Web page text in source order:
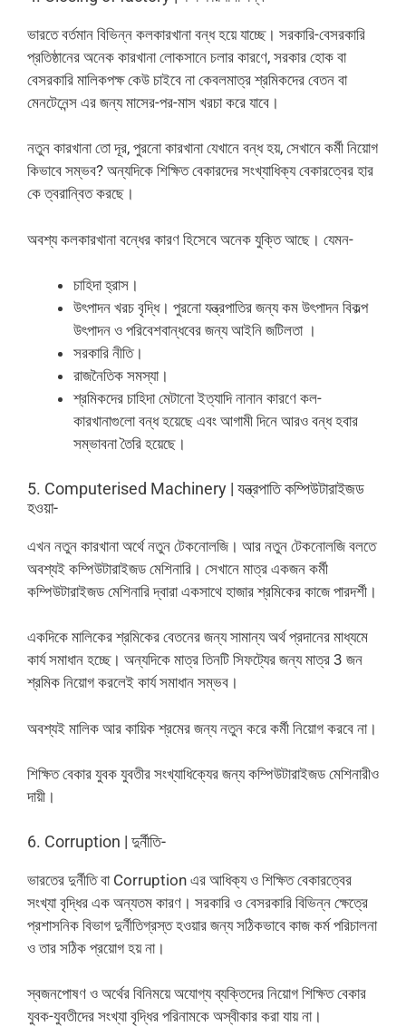
ভারতে বর্তমান বিভিন্ন কলকারখানা বন্ধ হয়ে যাচ্ছে। সরকারি-বেসরকারি
প্রতিষ্ঠানের অনেক কারখানা লোকসানে চলার কারণে, সরকার হোক বা
বেসরকারি মালিকপক্ষ কেউ চাইবে না কেবলমাত্র শ্রমিকদের বেতন বা
মেনটেনেন্স এর জন্য মাসের-পর-মাস খরচা করে যাবে।
নতুন কারখানা তো দূর, পুরনো কারখানা যেখানে বন্ধ হয়, সেখানে কর্মী নিয়োগ
কিভাবে সম্ভব? অন্যদিকে শিক্ষিত বেকারদের সংখ্যাধিক্য বেকারত্বের হার
কে ত্বরান্বিত করছে।
অবশ্য কলকারখানা বন্ধের কারণ হিসেবে অনেক যুক্তি আছে। যেমন-
চাহিদা হ্রাস।
উৎপাদন খরচ বৃদ্ধি। পুরনো যন্ত্রপাতির জন্য কম উৎপাদন বিকল্প
উৎপাদন ও পরিবেশবান্ধবের জন্য আইনি জটিলতা ।
সরকারি নীতি।
রাজনৈতিক সমস্যা।
শ্রমিকদের চাহিদা মেটানো ইত্যাদি নানান কারণে কল-
কারখানাগুলো বন্ধ হয়েছে এবং আগামী দিনে আরও বন্ধ হবার
সম্ভাবনা তৈরি হয়েছে।
5. Computerised Machinery | যন্ত্রপাতি কম্পিউটারাইজড
হওয়া-
এখন নতুন কারখানা অর্থে নতুন টেকনোলজি। আর নতুন টেকনোলজি বলতে
অবশ্যই কম্পিউটারাইজড মেশিনারি। সেখানে মাত্র একজন কর্মী
কম্পিউটারাইজড মেশিনারি দ্বারা একসাথে হাজার শ্রমিকের কাজে পারদর্শী।
একদিকে মালিকের শ্রমিকের বেতনের জন্য সামান্য অর্থ প্রদানের মাধ্যমে
কার্য সমাধান হচ্ছে। অন্যদিকে মাত্র তিনটি সিফটে্যর জন্য মাত্র 3 জন
শ্রমিক নিয়োগ করলেই কার্য সমাধান সম্ভব।
অবশ্যই মালিক আর কায়িক শ্রমের জন্য নতুন করে কর্মী নিয়োগ করবে না।
শিক্ষিত বেকার যুবক যুবতীর সংখ্যাধিক্যের জন্য কম্পিউটারাইজড মেশিনারীও
দায়ী।
6. Corruption | দুর্নীতি-
ভারতের দুর্নীতি বা Corruption এর আধিক্য ও শিক্ষিত বেকারত্বের
সংখ্যা বৃদ্ধির এক অন্যতম কারণ। সরকারি ও বেসরকারি বিভিন্ন ক্ষেত্রে
প্রশাসনিক বিভাগ দুর্নীতিগ্রস্ত হওয়ার জন্য সঠিকভাবে কাজ কর্ম পরিচালনা
ও তার সঠিক প্রয়োগ হয় না।
স্বজনপোষণ ও অর্থের বিনিময়ে অযোগ্য ব্যক্তিদের নিয়োগ শিক্ষিত বেকার
যুবক-যুবতীদের সংখ্যা বৃদ্ধির পরিনামকে অস্বীকার করা যায় না।